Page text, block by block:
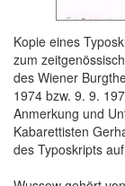
Kopie eines
zum
des Wiener
1974 bzw. 9. 9.
Anmerkung und
Kabarettisten
des Typoskripts